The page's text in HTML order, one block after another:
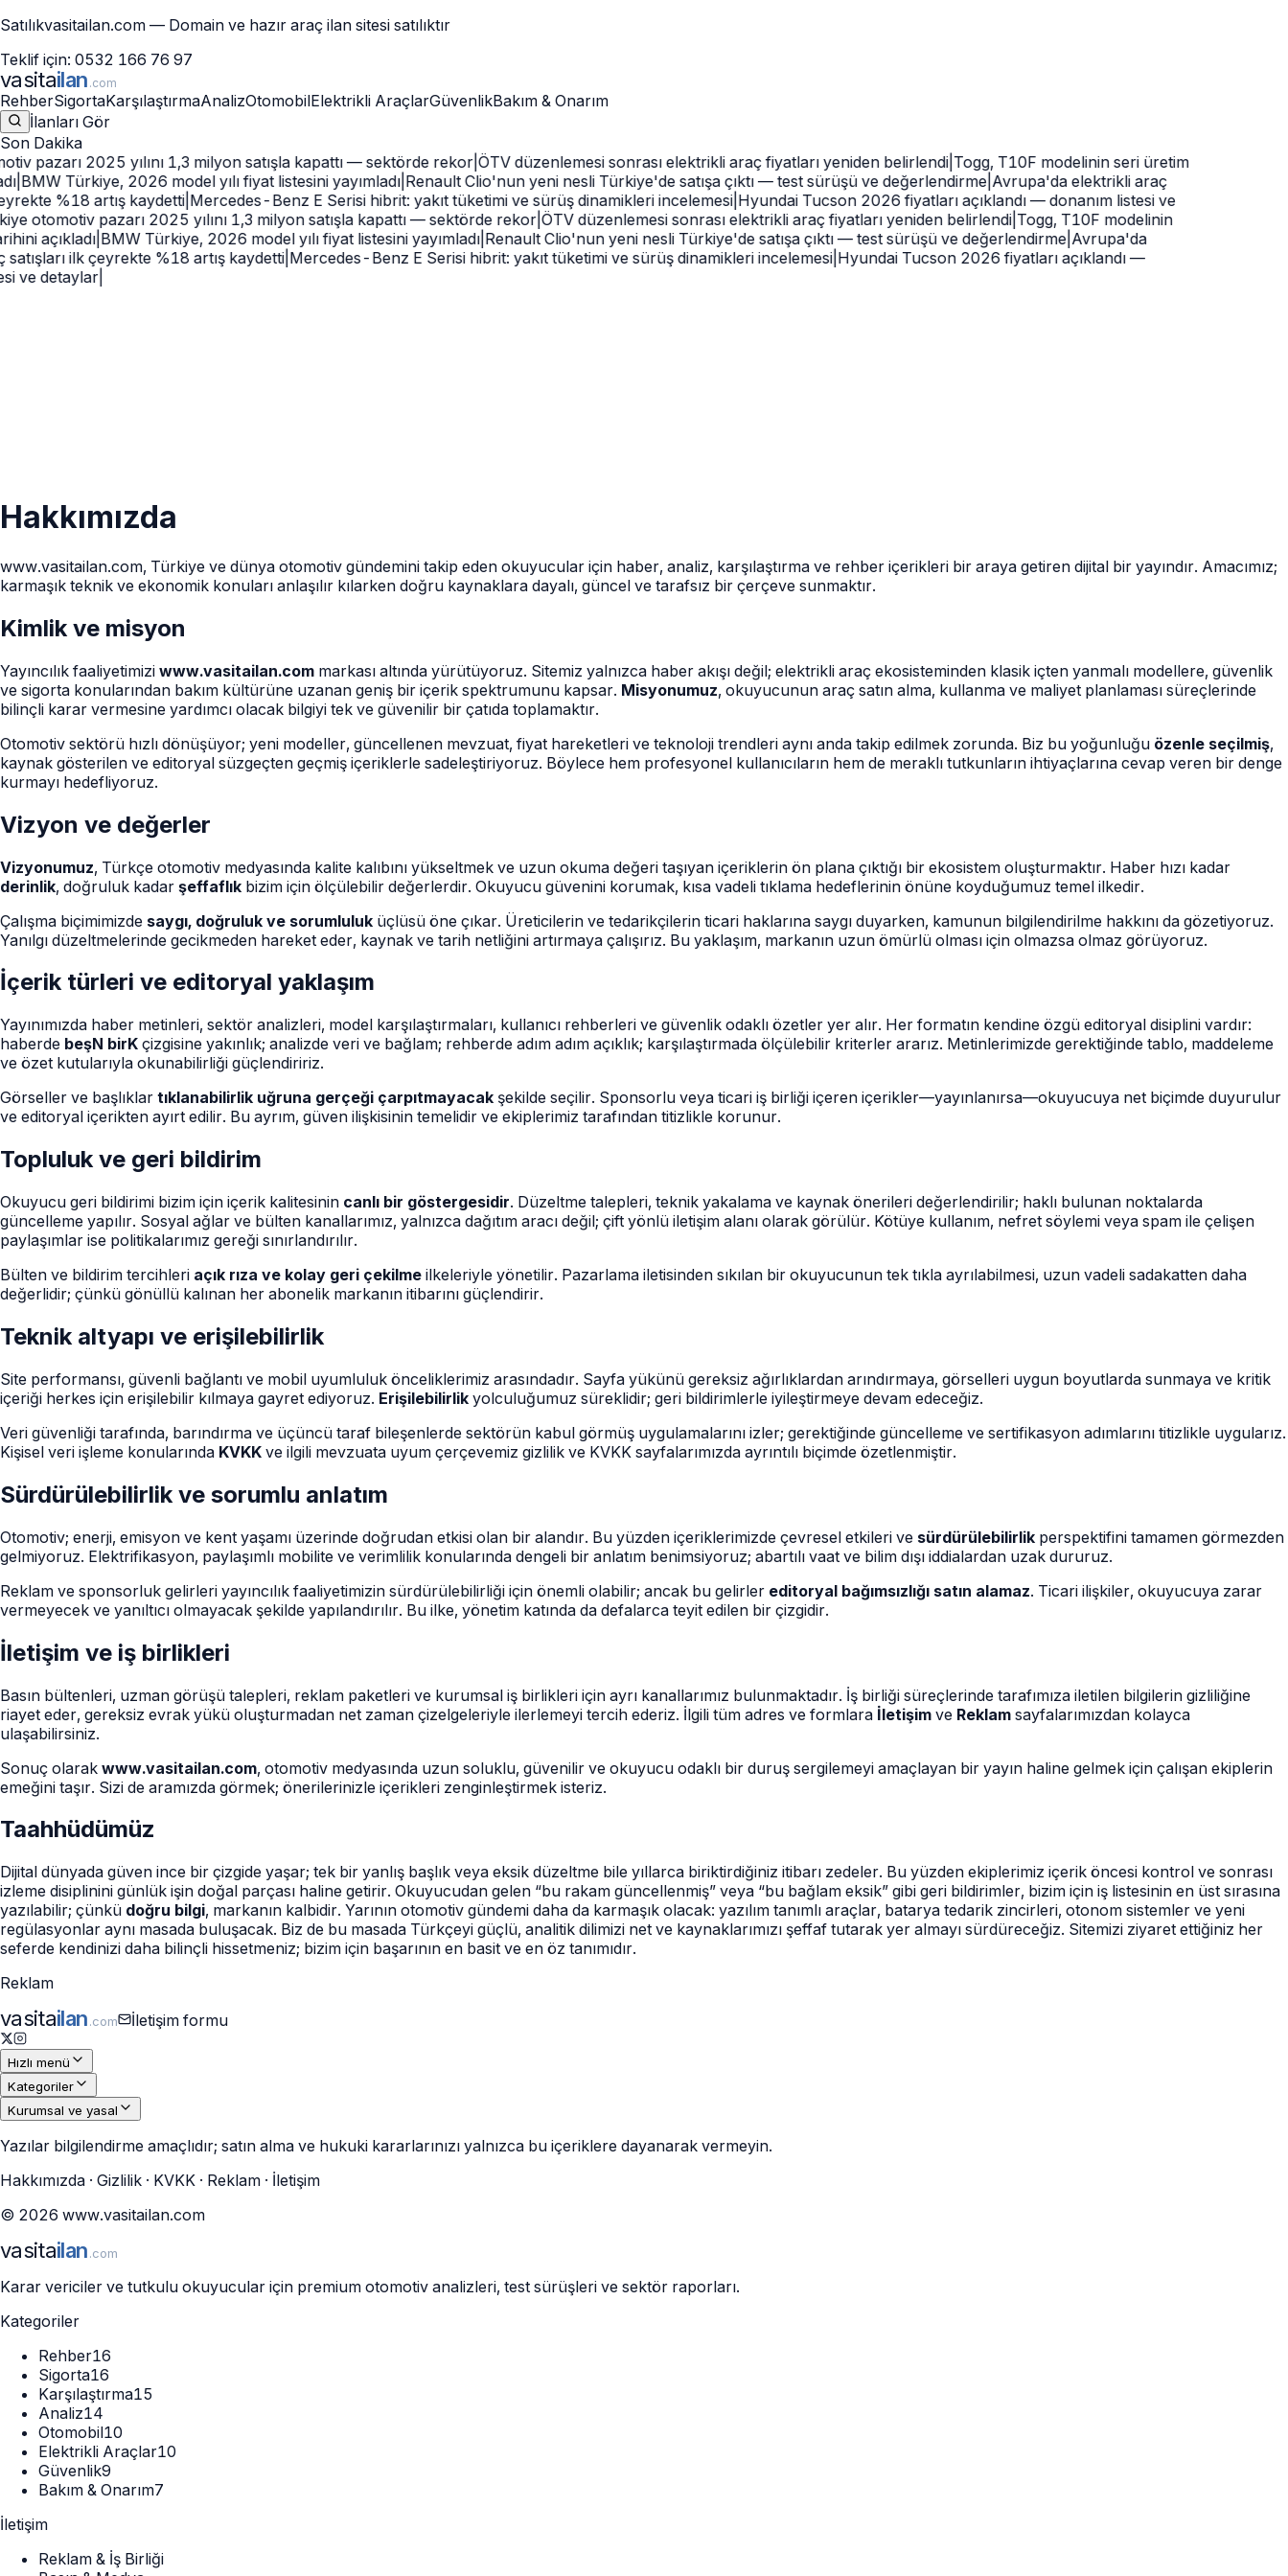
Satılıkvasitailan.com — Domain ve hazır araç ilan sitesi satılıktır
Teklif için: 0532 166 76 97
vasitailan .com
RehberSigortaKarşılaştırmaAnalizOtomobilElektrikli AraçlarGüvenlikBakım & Onarım
İlanları Gör
Son Dakika
pazarı 2025 yılını 1,3 milyon satışla kapattı — sektörde rekor|ÖTV düzenlemesi sonrası elektrikli araç fiyatları yeniden belirlendi|Togg, T10F modelinin seri üretim
|BMW Türkiye, 2026 model yılı fiyat listesini yayımladı|Renault Clio'nun yeni nesli Türkiye'de satışa çıktı — test sürüşü ve değerlendirme|Avrupa'da elektrikli araç
%18 artış kaydetti|Mercedes-Benz E Serisi hibrit: yakıt tüketimi ve sürüş dinamikleri incelemesi|Hyundai Tucson 2026 fiyatları açıklandı — donanım listesi ve
otomotiv pazarı 2025 yılını 1,3 milyon satışla kapattı — sektörde rekor|ÖTV düzenlemesi sonrası elektrikli araç fiyatları yeniden belirlendi|Togg, T10F modelinin
açıkladı|BMW Türkiye, 2026 model yılı fiyat listesini yayımladı|Renault Clio'nun yeni nesli Türkiye'de satışa çıktı — test sürüşü ve değerlendirme|Avrupa'da
ilk çeyrekte %18 artış kaydetti|Mercedes-Benz E Serisi hibrit: yakıt tüketimi ve sürüş dinamikleri incelemesi|Hyundai Tucson 2026 fiyatları açıklandı —
ve detaylar|
Hakkımızda
www.vasitailan.com, Türkiye ve dünya otomotiv gündemini takip eden okuyucular için haber, analiz, karşılaştırma ve rehber içerikleri bir araya getiren dijital bir yayındır. Amacımız;
karmaşık teknik ve ekonomik konuları anlaşılır kılarken doğru kaynaklara dayalı, güncel ve tarafsız bir çerçeve sunmaktır.
Kimlik ve misyon
Yayıncılık faaliyetimizi www.vasitailan.com markası altında yürütüyoruz. Sitemiz yalnızca haber akışı değil; elektrikli araç ekosisteminden klasik içten yanmalı modellere, güvenlik
ve sigorta konularından bakım kültürüne uzanan geniş bir içerik spektrumunu kapsar. Misyonumuz, okuyucunun araç satın alma, kullanma ve maliyet planlaması süreçlerinde
bilinçli karar vermesine yardımcı olacak bilgiyi tek ve güvenilir bir çatıda toplamaktır.
Otomotiv sektörü hızlı dönüşüyor; yeni modeller, güncellenen mevzuat, fiyat hareketleri ve teknoloji trendleri aynı anda takip edilmek zorunda. Biz bu yoğunluğu özenle seçilmiş,
kaynak gösterilen ve editoryal süzgeçten geçmiş içeriklerle sadeleştiriyoruz. Böylece hem profesyonel kullanıcıların hem de meraklı tutkunların ihtiyaçlarına cevap veren bir denge
kurmayı hedefliyoruz.
Vizyon ve değerler
Vizyonumuz, Türkçe otomotiv medyasında kalite kalıbını yükseltmek ve uzun okuma değeri taşıyan içeriklerin ön plana çıktığı bir ekosistem oluşturmaktır. Haber hızı kadar
derinlik, doğruluk kadar şeffaflık bizim için ölçülebilir değerlerdir. Okuyucu güvenini korumak, kısa vadeli tıklama hedeflerinin önüne koyduğumuz temel ilkedir.
Çalışma biçimimizde saygı, doğruluk ve sorumluluk üçlüsü öne çıkar. Üreticilerin ve tedarikçilerin ticari haklarına saygı duyarken, kamunun bilgilendirilme hakkını da gözetiyoruz.
Yanılgı düzeltmelerinde gecikmeden hareket eder, kaynak ve tarih netliğini artırmaya çalışırız. Bu yaklaşım, markanın uzun ömürlü olması için olmazsa olmaz görüyoruz.
İçerik türleri ve editoryal yaklaşım
Yayınımızda haber metinleri, sektör analizleri, model karşılaştırmaları, kullanıcı rehberleri ve güvenlik odaklı özetler yer alır. Her formatın kendine özgü editoryal disiplini vardır:
haberde beşN birK çizgisine yakınlık; analizde veri ve bağlam; rehberde adım adım açıklık; karşılaştırmada ölçülebilir kriterler ararız. Metinlerimizde gerektiğinde tablo, maddeleme
ve özet kutularıyla okunabilirliği güçlendiririz.
Görseller ve başlıklar tıklanabilirlik uğruna gerçeği çarpıtmayacak şekilde seçilir. Sponsorlu veya ticari iş birliği içeren içerikler—yayınlanırsa—okuyucuya net biçimde duyurulur
ve editoryal içerikten ayırt edilir. Bu ayrım, güven ilişkisinin temelidir ve ekiplerimiz tarafından titizlikle korunur.
Topluluk ve geri bildirim
Okuyucu geri bildirimi bizim için içerik kalitesinin canlı bir göstergesidir. Düzeltme talepleri, teknik yakalama ve kaynak önerileri değerlendirilir; haklı bulunan noktalarda
güncelleme yapılır. Sosyal ağlar ve bülten kanallarımız, yalnızca dağıtım aracı değil; çift yönlü iletişim alanı olarak görülür. Kötüye kullanım, nefret söylemi veya spam ile çelişen
paylaşımlar ise politikalarımız gereği sınırlandırılır.
Bülten ve bildirim tercihleri açık rıza ve kolay geri çekilme ilkeleriyle yönetilir. Pazarlama iletisinden sıkılan bir okuyucunun tek tıkla ayrılabilmesi, uzun vadeli sadakatten daha
değerlidir; çünkü gönüllü kalınan her abonelik markanın itibarını güçlendirir.
Teknik altyapı ve erişilebilirlik
Site performansı, güvenli bağlantı ve mobil uyumluluk önceliklerimiz arasındadır. Sayfa yükünü gereksiz ağırlıklardan arındırmaya, görselleri uygun boyutlarda sunmaya ve kritik
içeriği herkes için erişilebilir kılmaya gayret ediyoruz. Erişilebilirlik yolculuğumuz süreklidir; geri bildirimlerle iyileştirmeye devam edeceğiz.
Veri güvenliği tarafında, barındırma ve üçüncü taraf bileşenlerde sektörün kabul görmüş uygulamalarını izler; gerektiğinde güncelleme ve sertifikasyon adımlarını titizlikle uygularız.
Kişisel veri işleme konularında KVKK ve ilgili mevzuata uyum çerçevemiz gizlilik ve KVKK sayfalarımızda ayrıntılı biçimde özetlenmiştir.
Sürdürülebilirlik ve sorumlu anlatım
Otomotiv; enerji, emisyon ve kent yaşamı üzerinde doğrudan etkisi olan bir alandır. Bu yüzden içeriklerimizde çevresel etkileri ve sürdürülebilirlik perspektifini tamamen görmezden
gelmiyoruz. Elektrifikasyon, paylaşımlı mobilite ve verimlilik konularında dengeli bir anlatım benimsiyoruz; abartılı vaat ve bilim dışı iddialardan uzak dururuz.
Reklam ve sponsorluk gelirleri yayıncılık faaliyetimizin sürdürülebilirliği için önemli olabilir; ancak bu gelirler editoryal bağımsızlığı satın alamaz. Ticari ilişkiler, okuyucuya zarar
vermeyecek ve yanıltıcı olmayacak şekilde yapılandırılır. Bu ilke, yönetim katında da defalarca teyit edilen bir çizgidir.
İletişim ve iş birlikleri
Basın bültenleri, uzman görüşü talepleri, reklam paketleri ve kurumsal iş birlikleri için ayrı kanallarımız bulunmaktadır. İş birliği süreçlerinde tarafımıza iletilen bilgilerin gizliliğine
riayet eder, gereksiz evrak yükü oluşturmadan net zaman çizelgeleriyle ilerlemeyi tercih ederiz. İlgili tüm adres ve formlara İletişim ve Reklam sayfalarımızdan kolayca
ulaşabilirsiniz.
Sonuç olarak www.vasitailan.com, otomotiv medyasında uzun soluklu, güvenilir ve okuyucu odaklı bir duruş sergilemeyi amaçlayan bir yayın haline gelmek için çalışan ekiplerin
emeğini taşır. Sizi de aramızda görmek; önerilerinizle içerikleri zenginleştirmek isteriz.
Taahhüdümüz
Dijital dünyada güven ince bir çizgide yaşar; tek bir yanlış başlık veya eksik düzeltme bile yıllarca biriktirdiğiniz itibarı zedeler. Bu yüzden ekiplerimiz içerik öncesi kontrol ve sonrası
izleme disiplinini günlük işin doğal parçası haline getirir. Okuyucudan gelen “bu rakam güncellenmiş” veya “bu bağlam eksik” gibi geri bildirimler, bizim için iş listesinin en üst sırasına
yazılabilir; çünkü doğru bilgi, markanın kalbidir. Yarının otomotiv gündemi daha da karmaşık olacak: yazılım tanımlı araçlar, batarya tedarik zincirleri, otonom sistemler ve yeni
regülasyonlar aynı masada buluşacak. Biz de bu masada Türkçeyi güçlü, analitik dilimizi net ve kaynaklarımızı şeffaf tutarak yer almayı sürdüreceğiz. Sitemizi ziyaret ettiğiniz her
seferde kendinizi daha bilinçli hissetmeniz; bizim için başarının en basit ve en öz tanımıdır.
Reklam
vasitailan.com İletişim formu
Hızlı menü
Kategoriler
Kurumsal ve yasal
Yazılar bilgilendirme amaçlıdır; satın alma ve hukuki kararlarınızı yalnızca bu içeriklere dayanarak vermeyin.
Hakkımızda · Gizlilik · KVKK · Reklam · İletişim
© 2026 www.vasitailan.com
vasitailan.com
Karar vericiler ve tutkulu okuyucular için premium otomotiv analizleri, test sürüşleri ve sektör raporları.
Kategoriler
Rehber16
Sigorta16
Karşılaştırma15
Analiz14
Otomobil10
Elektrikli Araçlar10
Güvenlik9
Bakım & Onarım7
İletişim
Reklam & İş Birliği